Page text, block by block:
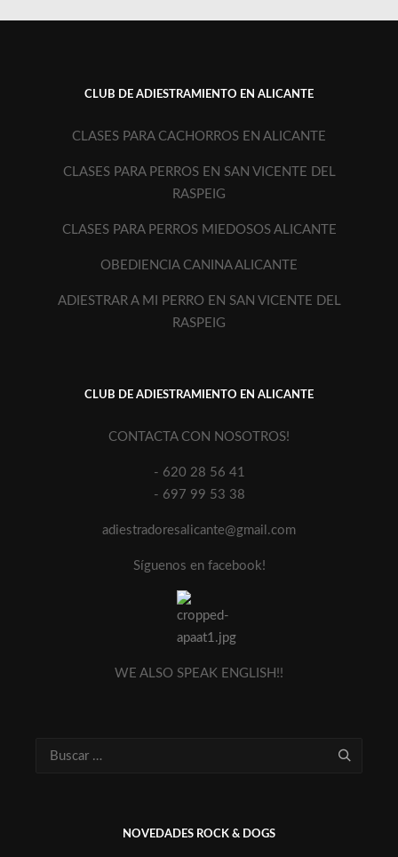
CLUB DE ADIESTRAMIENTO EN ALICANTE
CLASES PARA CACHORROS EN ALICANTE
CLASES PARA PERROS EN SAN VICENTE DEL
RASPEIG
CLASES PARA PERROS MIEDOSOS ALICANTE
OBEDIENCIA CANINA ALICANTE
ADIESTRAR A MI PERRO EN SAN VICENTE DEL
RASPEIG
CLUB DE ADIESTRAMIENTO EN ALICANTE
CONTACTA CON NOSOTROS!
- 620 28 56 41
- 697 99 53 38
adiestradoresalicante@gmail.com
Síguenos en facebook!
WE ALSO SPEAK ENGLISH!!
NOVEDADES ROCK & DOGS